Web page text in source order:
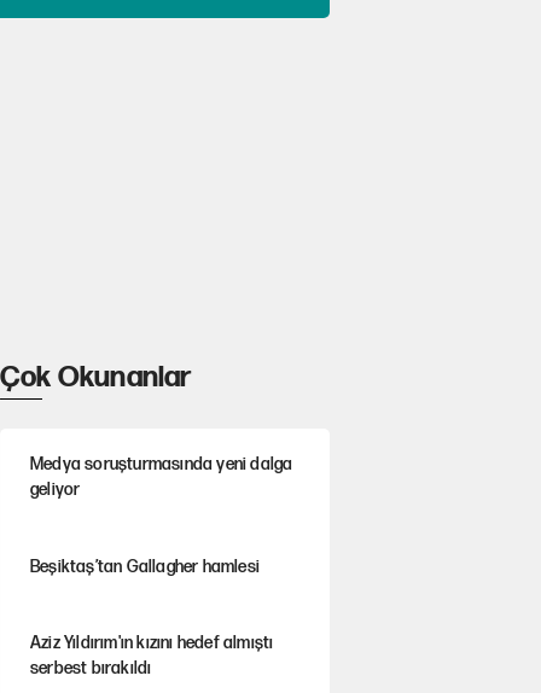
Çok Okunanlar
Medya soruşturmasında yeni dalga
geliyor
Beşiktaş’tan Gallagher hamlesi
Aziz Yıldırım'ın kızını hedef almıştı
serbest bırakıldı